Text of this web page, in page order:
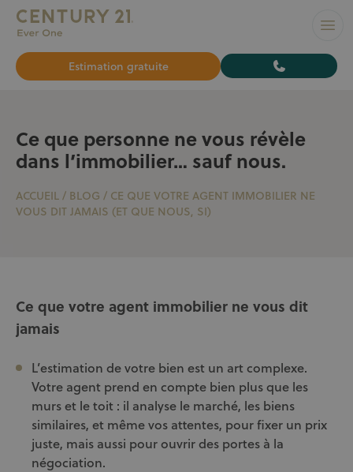
L’AGENCE N°1 À BRUXELLES pour vendre ou louer
Estimation gratuite
Ce que personne ne vous révèle
dans l’immobilier… sauf nous.
ACCUEIL / BLOG / CE QUE VOTRE AGENT IMMOBILIER NE
VOUS DIT JAMAIS (ET QUE NOUS, SI)
Ce que votre agent immobilier ne vous dit
jamais
L’estimation de votre bien est un art complexe.
Votre agent prend en compte bien plus que les
murs et le toit : il analyse le marché, les biens
similaires, et même vos attentes, pour fixer un prix
juste, mais aussi pour ouvrir des portes à la
négociation.